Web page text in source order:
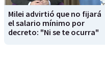
Milei advirtió que no fijará
el salario mínimo por
decreto: "Ni se te ocurra"